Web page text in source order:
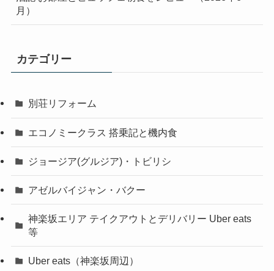
月）
カテゴリー
別荘リフォーム
エコノミークラス 搭乗記と機内食
ジョージア(グルジア)・トビリシ
アゼルバイジャン・バクー
神楽坂エリア テイクアウトとデリバリー Uber eats
等
Uber eats（神楽坂周辺）